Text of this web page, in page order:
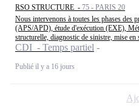
RSO STRUCTURE - 75 - PARIS 20
Nous intervenons à toutes les phases des
(APS/APD), étude d'exécution (EXE),
structurelle, diagnostic de sinistre, mise en
CDI - Temps partiel
Publié il y a 16 jours